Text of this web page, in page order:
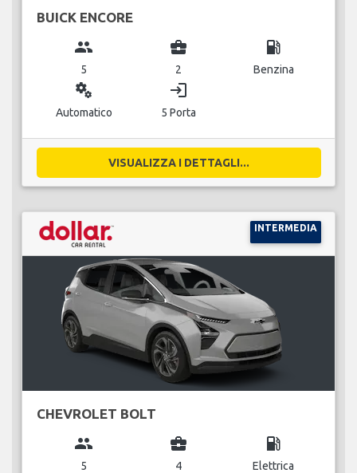
BUICK ENCORE
group
5
business_center
2
local_gas_station
Benzina
miscellaneous_services
Automatico
login
5 Porta
VISUALIZZA I DETTAGLI...
INTERMEDIA
CHEVROLET BOLT
group
5
business_center
4
local_gas_station
Elettrica